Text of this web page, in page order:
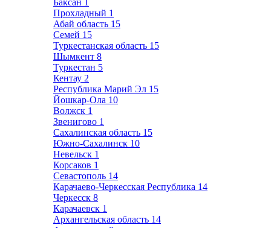
Баксан 1
Прохладный 1
Абай область 15
Семей 15
Туркестанская область 15
Шымкент 8
Туркестан 5
Кентау 2
Республика Марий Эл 15
Йошкар-Ола 10
Волжск 1
Звенигово 1
Сахалинская область 15
Южно-Сахалинск 10
Невельск 1
Корсаков 1
Севастополь 14
Карачаево-Черкесская Республика 14
Черкесск 8
Карачаевск 1
Архангельская область 14